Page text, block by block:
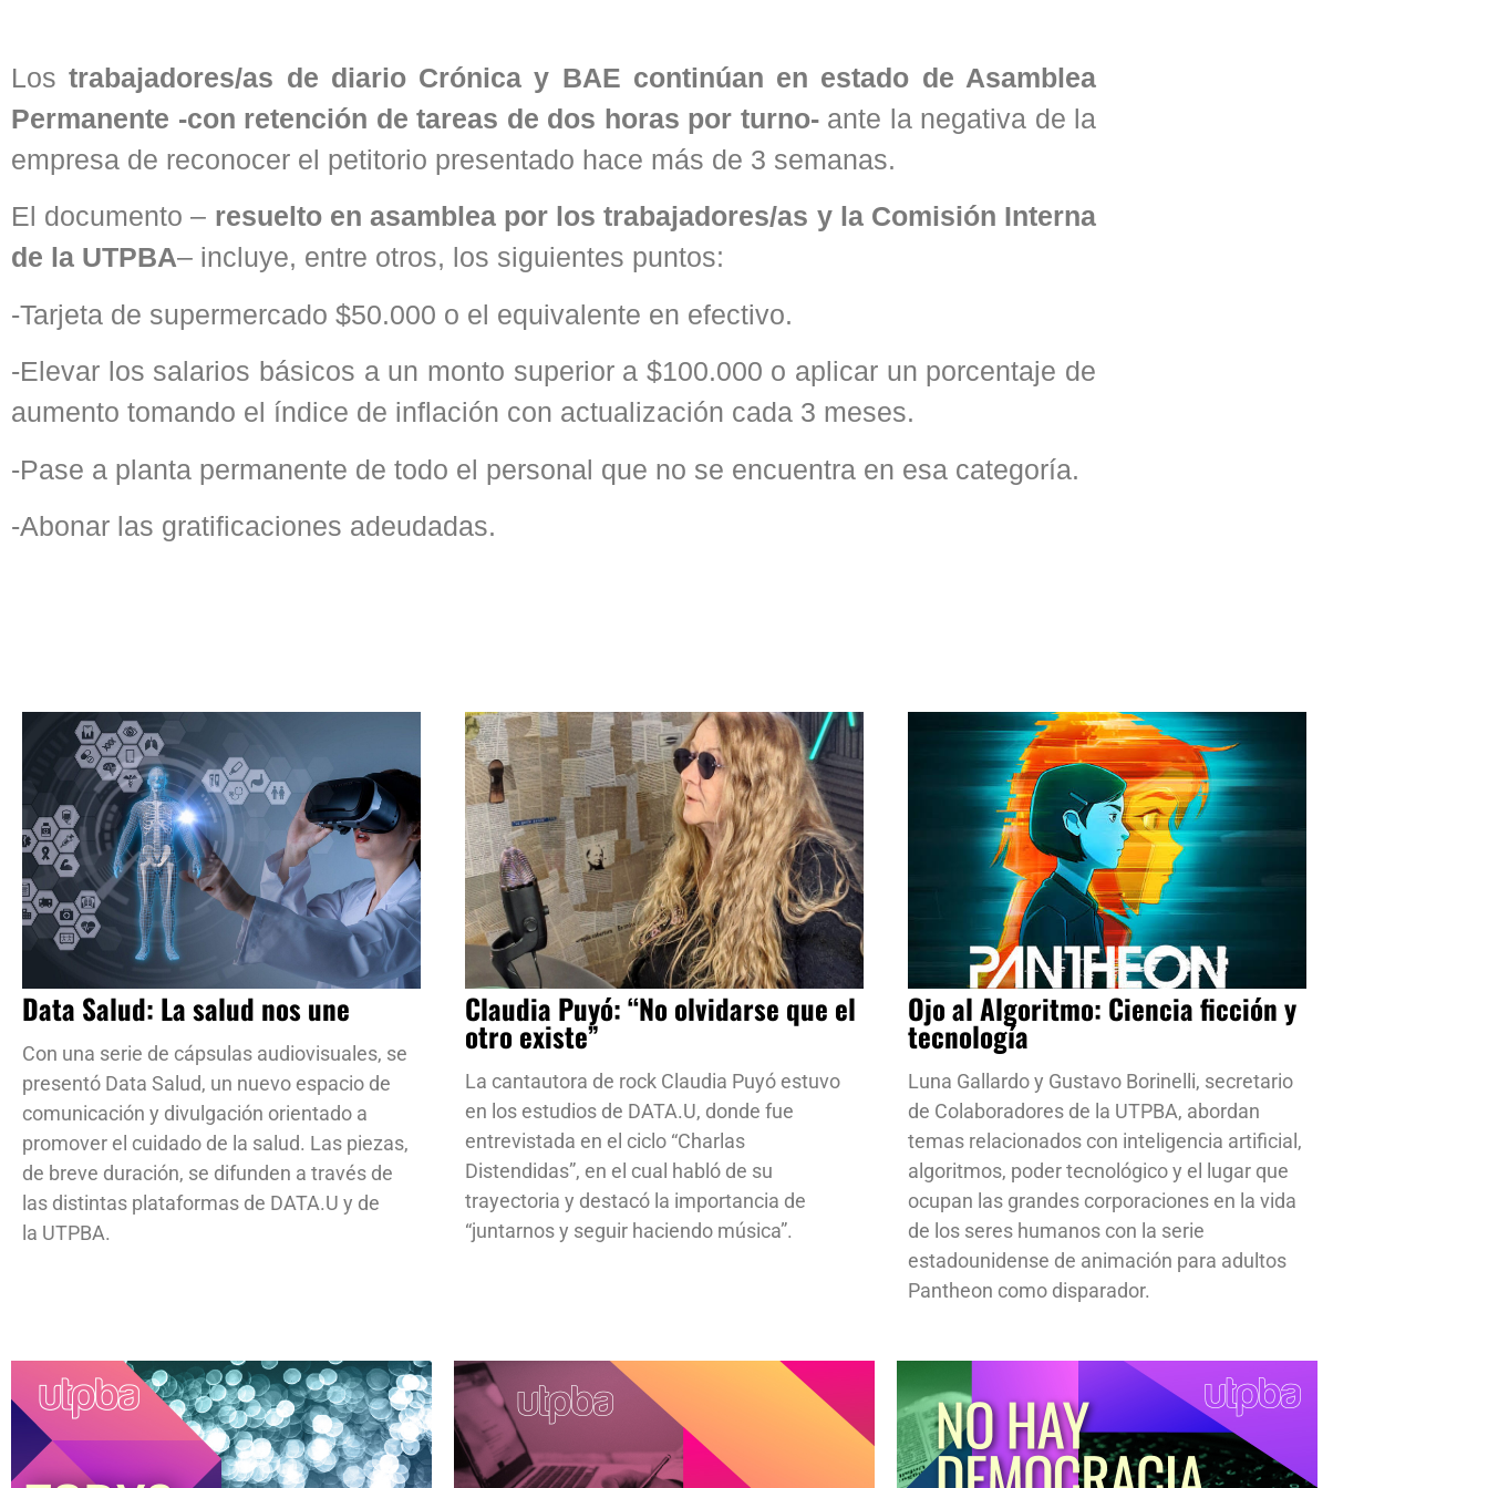
Lostrabajadores/as de diario Crónica y BAE continúan en estado de Asamblea
Permanente -con retención de tareas de dos horas por turno- ante la negativa de la
empresa de reconocer el petitorio presentado hace más de 3 semanas.
El documento – resuelto en asamblea por los trabajadores/as y la Comisión Interna
de la UTPBA– incluye, entre otros, los siguientes puntos:
-Tarjeta de supermercado $50.000 o el equivalente en efectivo.
-Elevar los salarios básicos a un monto superior a $100.000 o aplicar un porcentaje de
aumento tomando el índice de inflación con actualización cada 3 meses.
-Pase a planta permanente de todo el personal que no se encuentra en esa categoría.
-Abonar las gratificaciones adeudadas.
Data Salud: La salud nos une
Con una serie de cápsulas audiovisuales, se
presentó Data Salud, un nuevo espacio de
comunicación y divulgación orientado a
promover el cuidado de la salud. Las piezas,
de breve duración, se difunden a través de
las distintas plataformas de DATA.U y de
la UTPBA.
Claudia Puyó: “No olvidarse que el
otro existe”
La cantautora de rock Claudia Puyó estuvo
en los estudios de DATA.U, donde fue
entrevistada en el ciclo “Charlas
Distendidas”, en el cual habló de su
trayectoria y destacó la importancia de
“juntarnos y seguir haciendo música”.
Ojo al Algoritmo: Ciencia ficción y
tecnología
Luna Gallardo y Gustavo Borinelli, secretario
de Colaboradores de la UTPBA, abordan
temas relacionados con inteligencia artificial,
algoritmos, poder tecnológico y el lugar que
ocupan las grandes corporaciones en la vida
de los seres humanos con la serie
estadounidense de animación para adultos
Pantheon como disparador.